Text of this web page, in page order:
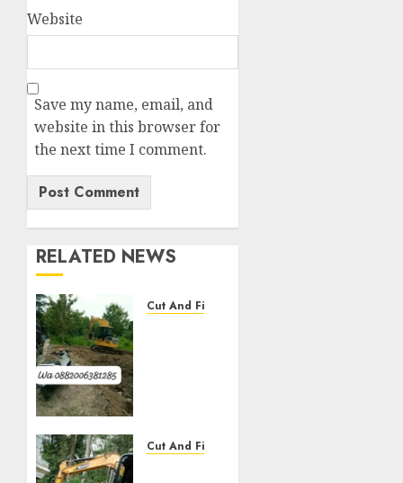
Website
Save my name, email, and
website in this browser for
the next time I comment.
RELATED NEWS
Cut And Fill
Progo
Cut And Fill